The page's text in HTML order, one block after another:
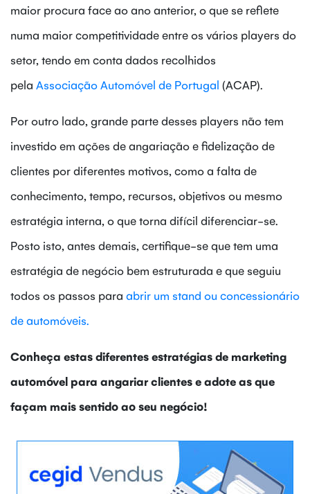
maior procura face ao ano anterior, o que se reflete
numa maior competitividade entre os vários players do
setor, tendo em conta dados recolhidos
pela Associação Automóvel de Portugal (ACAP).
Por outro lado, grande parte desses players não tem
investido em ações de angariação e fidelização de
clientes por diferentes motivos, como a falta de
conhecimento, tempo, recursos, objetivos ou mesmo
estratégia interna, o que torna difícil diferenciar-se.
Posto isto, antes demais, certifique-se que tem uma
estratégia de negócio bem estruturada e que seguiu
todos os passos para abrir um stand ou concessionário
de automóveis.
Conheça estas diferentes estratégias de marketing
automóvel para angariar clientes e adote as que
façam mais sentido ao seu negócio!